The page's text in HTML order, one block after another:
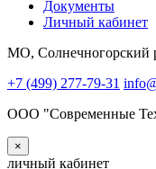
Документы
Личный кабинет
МО, Солнечногорский
+7 (499) 277-79-31
ООО "Современные
×
личный кабинет